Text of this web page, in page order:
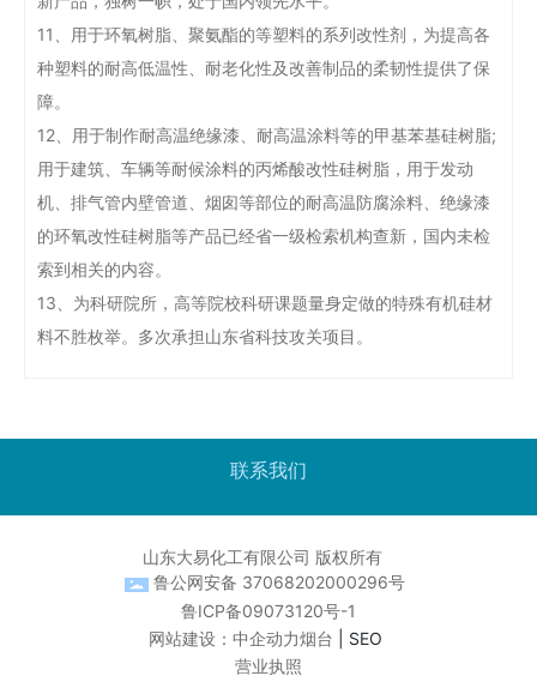
11、用于环氧树脂、聚氨酯的等塑料的系列改性剂，为提高各
种塑料的耐高低温性、耐老化性及改善制品的柔韧性提供了保
障。
12、用于制作耐高温绝缘漆、耐高温涂料等的甲基苯基硅树脂;
用于建筑、车辆等耐候涂料的丙烯酸改性硅树脂，用于发动
机、排气管内壁管道、烟囱等部位的耐高温防腐涂料、绝缘漆
的环氧改性硅树脂等产品已经省一级检索机构查新，国内未检
索到相关的内容。
13、为科研院所，高等院校科研课题量身定做的特殊有机硅材
料不胜枚举。多次承担山东省科技攻关项目。
联系我们
山东大易化工有限公司 版权所有
鲁公网安备 37068202000296号
鲁ICP备09073120号-1
网站建设： 中企动力烟台
SEO
营业执照